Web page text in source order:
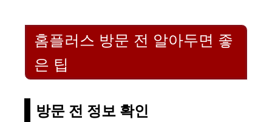
홈플러스 방문 전 알아두면 좋
은 팁
방문 전 정보 확인